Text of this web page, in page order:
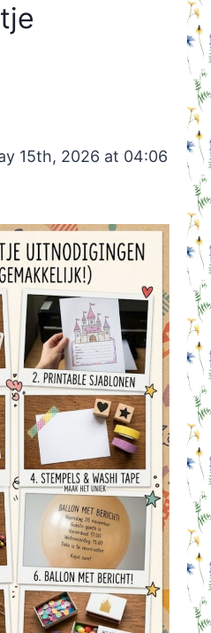
15th, 2026 at 04:06